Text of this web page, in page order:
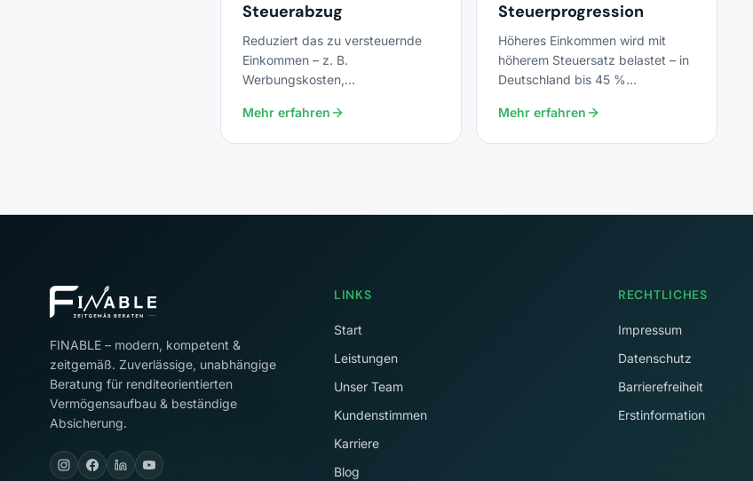
Steuerabzug
Reduziert das zu versteuernde
Einkommen – z. B.
Werbungskosten,
Vorsorgeaufwendungen.
Mehr erfahren
Steuerprogression
Höheres Einkommen wird mit
höherem Steuersatz belastet – in
Deutschland bis 45 %
Mehr erfahren
FINABLE – modern, kompetent &
zeitgemäß. Zuverlässige, unabhängige
Beratung für renditeorientierten
Vermögensaufbau & beständige
Absicherung.
LINKS
Start
Leistungen
Unser Team
Kundenstimmen
Karriere
Blog
RECHTLICHES
Impressum
Datenschutz
Barrierefreiheit
Erstinformation